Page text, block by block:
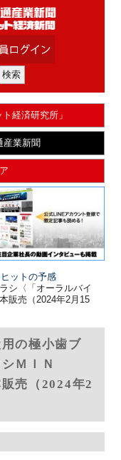
経済研究所」
産業新聞
ヒットの予感
シ〈「オーラルバイ
販売（2024年2月15
の極小歯ブ
ＭＩＮ
売（2024年2